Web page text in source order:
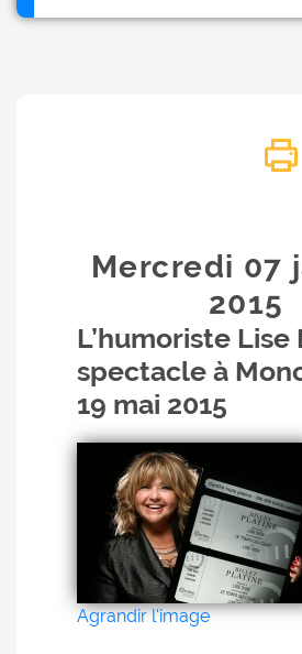
Mercredi 07
2015
L’humoriste Lise
spectacle à
19 mai 2015
Agrandir l'image